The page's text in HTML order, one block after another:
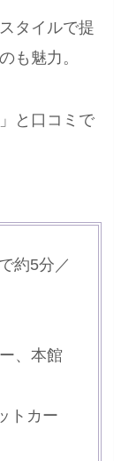
タイルで提
も魅力。
と口コミで
約5分／
、本館
トカー